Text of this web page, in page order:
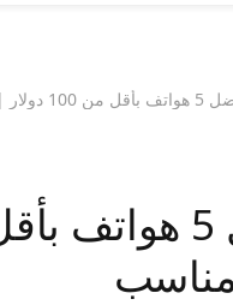
| مواصفات جيدة و سعر مناسب